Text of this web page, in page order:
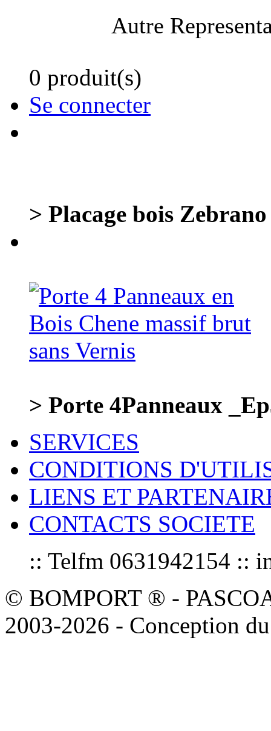
Autre
0 produit(s)
Se connecter
> Placage bois
> Porte 4Panneaux
SERVICES
CONDITIONS
LIENS ET
CONTACTS SOCIETE
:: Telfm 0631942154 ::
© BOMPORT ® -
2003-2026 - Conception